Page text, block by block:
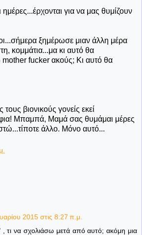
για να μας θυμίζουν
ξημέρωσε μιαν άλλη μέρα
κομμάτια...μα κι αυτό θα
mother fucker ακούς; Κι αυτό θα
βιονικούς γονείς εκεί
Μπαμπά, Μαμά σας θυμάμαι μέρες
άλλο. Μόνο αυτό...
2015 στις 8:27 π.μ.
, τι να σχολιάσω μετά από αυτό; ακόμη μια